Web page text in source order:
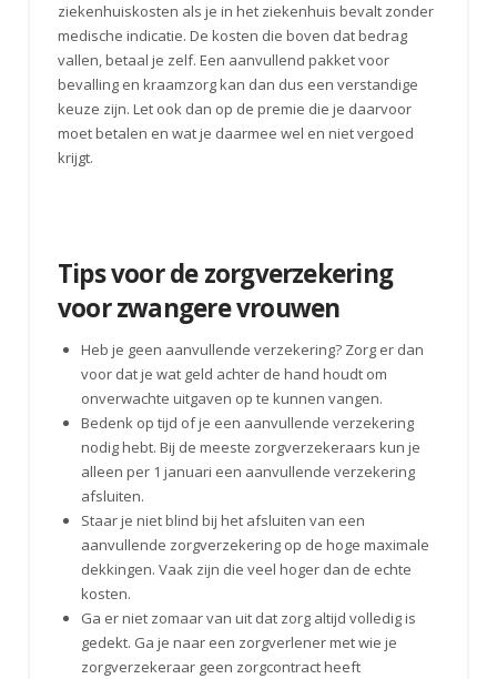
ziekenhuiskosten als je in het ziekenhuis bevalt zonder
medische indicatie. De kosten die boven dat bedrag
vallen, betaal je zelf. Een aanvullend pakket voor
bevalling en kraamzorg kan dan dus een verstandige
keuze zijn. Let ook dan op de premie die je daarvoor
moet betalen en wat je daarmee wel en niet vergoed
krijgt.
Tips voor de zorgverzekering
voor zwangere vrouwen
Heb je geen aanvullende verzekering? Zorg er dan
voor dat je wat geld achter de hand houdt om
onverwachte uitgaven op te kunnen vangen.
Bedenk op tijd of je een aanvullende verzekering
nodig hebt. Bij de meeste zorgverzekeraars kun je
alleen per 1 januari een aanvullende verzekering
afsluiten.
Staar je niet blind bij het afsluiten van een
aanvullende zorgverzekering op de hoge maximale
dekkingen. Vaak zijn die veel hoger dan de echte
kosten.
Ga er niet zomaar van uit dat zorg altijd volledig is
gedekt. Ga je naar een zorgverlener met wie je
zorgverzekeraar geen zorgcontract heeft